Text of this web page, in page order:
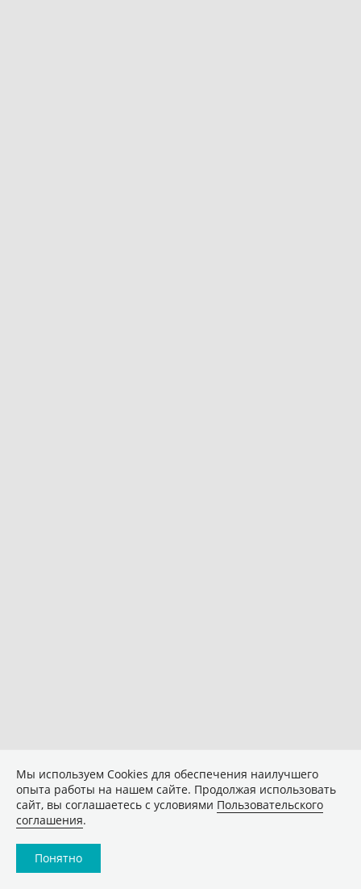
Мы используем Сookies для обеспечения наилучшего
опыта работы на нашем сайте. Продолжая использовать
сайт, вы соглашаетесь с условиями Пользовательского
соглашения.
Понятно